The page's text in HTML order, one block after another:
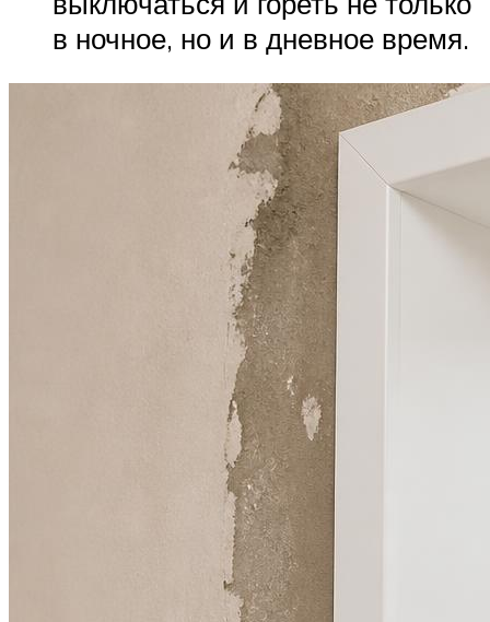
в ночное, но и в дневное время.